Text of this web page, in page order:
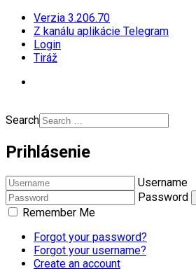
Verzia 3.206.70
Z kanálu aplikácie Telegram
Login
Tiráž
Search
Prihlásenie
Username
Password
Remember Me
Forgot your password?
Forgot your username?
Create an account